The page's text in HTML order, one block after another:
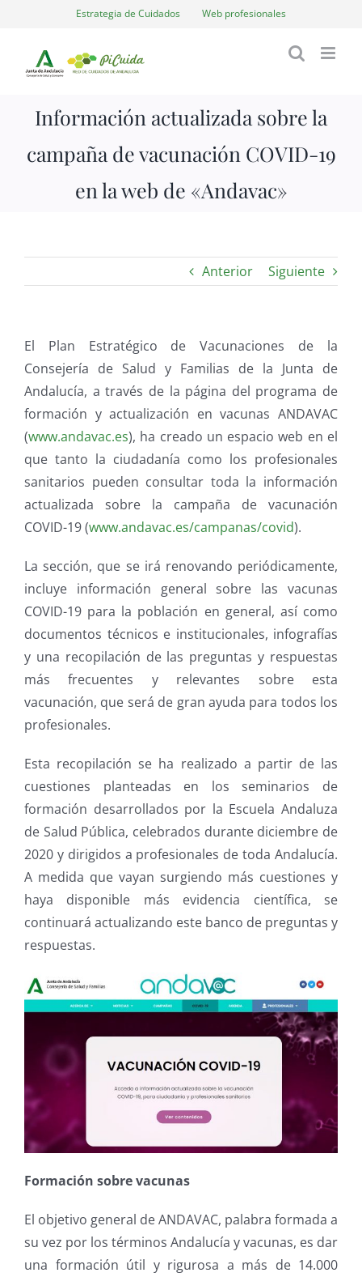
contenido
Estrategia de Cuidados Web profesionales
Información actualizada sobre la
campaña de vacunación COVID-19
en la web de «Andavac»
Anterior Siguiente
El Plan Estratégico de Vacunaciones de la
Consejería de Salud y Familias de la Junta de
Andalucía, a través de la página del programa de
formación y actualización en vacunas ANDAVAC
(www.andavac.es), ha creado un espacio web en el
que tanto la ciudadanía como los profesionales
sanitarios pueden consultar toda la información
actualizada sobre la campaña de vacunación
COVID-19 (www.andavac.es/campanas/covid).
La sección, que se irá renovando periódicamente,
incluye información general sobre las vacunas
COVID-19 para la población en general, así como
documentos técnicos e institucionales, infografías
y una recopilación de las preguntas y respuestas
más frecuentes y relevantes sobre esta
vacunación, que será de gran ayuda para todos los
profesionales.
Esta recopilación se ha realizado a partir de las
cuestiones planteadas en los seminarios de
formación desarrollados por la Escuela Andaluza
de Salud Pública, celebrados durante diciembre de
2020 y dirigidos a profesionales de toda Andalucía.
A medida que vayan surgiendo más cuestiones y
haya disponible más evidencia científica, se
continuará actualizando este banco de preguntas y
respuestas.
Formación sobre vacunas
El objetivo general de ANDAVAC, palabra formada a
su vez por los términos Andalucía y vacunas, es dar
una formación útil y rigurosa a más de 14.000